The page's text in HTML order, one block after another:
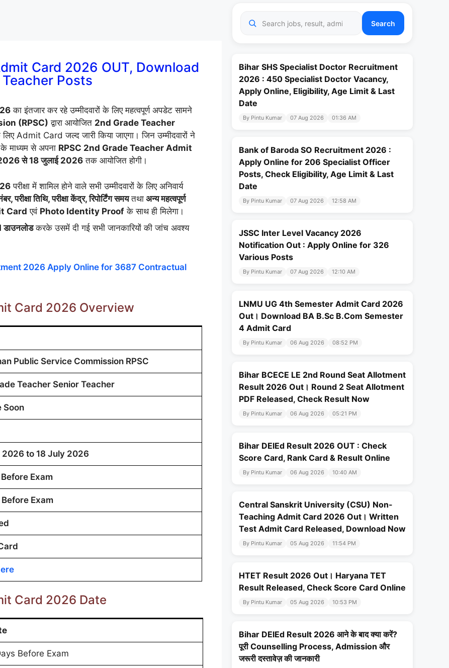
Card 2026 OUT, Download
Posts
का इंतजार कर रहे उम्मीदवारों के लिए महत्वपूर्ण अपडेट सामने
(RPSC) द्वारा आयोजित 2nd Grade Teacher
लिए Admit Card जल्द जारी किया जाएगा। जिन उम्मीदवारों ने
माध्यम से अपना RPSC 2nd Grade Teacher Admit
से 18 जुलाई 2026 तक आयोजित होगी।
परीक्षा में शामिल होने वाले सभी उम्मीदवारों के लिए अनिवार्य
परीक्षा तिथि, परीक्षा केंद्र, रिपोर्टिंग समयतथा अन्य महत्वपूर्ण
Card एवं Photo Identity Proof के साथ ही मिलेगा।
करके उसमें दी गई सभी जानकारियों की जांच अवश्य
2026 Apply Online for 3687 Contractual
Card 2026 Overview
Public Service Commission RPSC
Teacher Senior Teacher
Soon
2026 to 18 July 2026
Exam
Exam
Card 2026 Date
Before Exam
Search
Bihar SHS Specialist Doctor Recruitment
2026 : 450 Specialist Doctor Vacancy,
Apply Online, Eligibility, Age Limit & Last
Date
By Pintu Kumar 07 Aug 2026 01:36 AM
Bank of Baroda SO Recruitment 2026 :
Apply Online for 206 Specialist Officer
Posts, Check Eligibility, Age Limit & Last
Date
By Pintu Kumar 07 Aug 2026 12:58 AM
JSSC Inter Level Vacancy 2026
Notification Out : Apply Online for 326
Various Posts
By Pintu Kumar 07 Aug 2026 12:10 AM
LNMU UG 4th Semester Admit Card 2026
Out। Download BA B.Sc B.Com Semester
4 Admit Card
By Pintu Kumar 06 Aug 2026 08:52 PM
Bihar BCECE LE 2nd Round Seat Allotment
Result 2026 Out। Round 2 Seat Allotment
PDF Released, Check Result Now
By Pintu Kumar 06 Aug 2026 05:21 PM
Bihar DElEd Result 2026 OUT : Check
Score Card, Rank Card & Result Online
By Pintu Kumar 06 Aug 2026 10:40 AM
Central Sanskrit University (CSU) Non-
Teaching Admit Card 2026 Out। Written
Test Admit Card Released, Download Now
By Pintu Kumar 05 Aug 2026 11:54 PM
HTET Result 2026 Out। Haryana TET
Result Released, Check Score Card Online
By Pintu Kumar 05 Aug 2026 10:53 PM
Bihar DElEd Result 2026 आने के बाद क्या करें?
पूरी Counselling Process, Admission और
जरूरी दस्तावेज़ की जानकारी